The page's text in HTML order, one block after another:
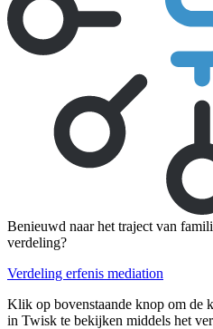
Benieuwd naar het traject van
verdeling?
Verdeling erfenis mediation
Klik op bovenstaande knop om de
in Twisk te bekijken middels het